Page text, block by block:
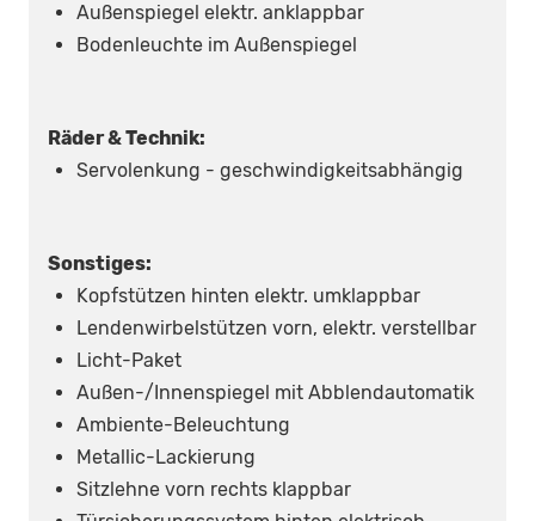
Außenspiegel elektr. anklappbar
Bodenleuchte im Außenspiegel
Räder & Technik:
Servolenkung - geschwindigkeitsabhängig
Sonstiges:
Kopfstützen hinten elektr. umklappbar
Lendenwirbelstützen vorn, elektr. verstellbar
Licht-Paket
Außen-/Innenspiegel mit Abblendautomatik
Ambiente-Beleuchtung
Metallic-Lackierung
Sitzlehne vorn rechts klappbar